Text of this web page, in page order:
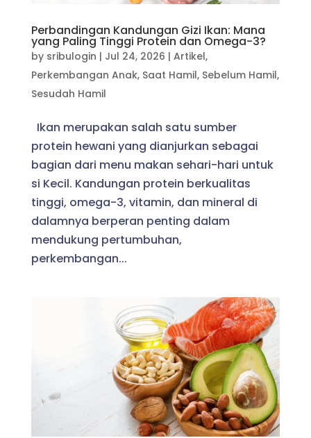
Perbandingan Kandungan Gizi Ikan: Mana
yang Paling Tinggi Protein dan Omega-3?
by sribulogin | Jul 24, 2026 | Artikel,
Perkembangan Anak, Saat Hamil, Sebelum Hamil,
Sesudah Hamil
Ikan merupakan salah satu sumber
protein hewani yang dianjurkan sebagai
bagian dari menu makan sehari-hari untuk
si Kecil. Kandungan protein berkualitas
tinggi, omega-3, vitamin, dan mineral di
dalamnya berperan penting dalam
mendukung pertumbuhan,
perkembangan...